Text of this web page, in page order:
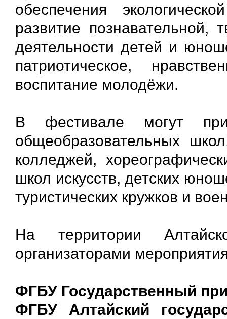
обеспечения
развитие познавательной,
деятельности детей и
патриотическое,
воспитание молодёжи.
В фестивале могут
общеобразовательных
колледжей,
школ искусств, детских
туристических кружков и
На территории
организаторами
ФГБУ Государственный
ФГБУ Алтайский